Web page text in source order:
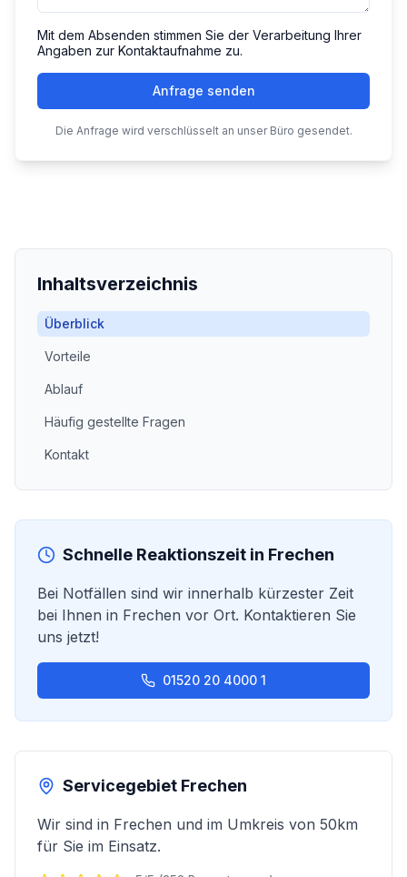
Inhaltsverzeichnis
Überblick
Vorteile
Ablauf
Häufig gestellte Fragen
Kontakt
Schnelle Reaktionszeit in Frechen
Bei Notfällen sind wir innerhalb kürzester Zeit
bei Ihnen in Frechen vor Ort. Kontaktieren Sie
uns jetzt!
01520 20 4000 1
Servicegebiet Frechen
Wir sind in Frechen und im Umkreis von 50km
für Sie im Einsatz.
Mit dem Absenden stimmen Sie der Verarbeitung Ihrer
Angaben zur Kontaktaufnahme zu.
Anfrage senden
Die Anfrage wird verschlüsselt an unser Büro gesendet.